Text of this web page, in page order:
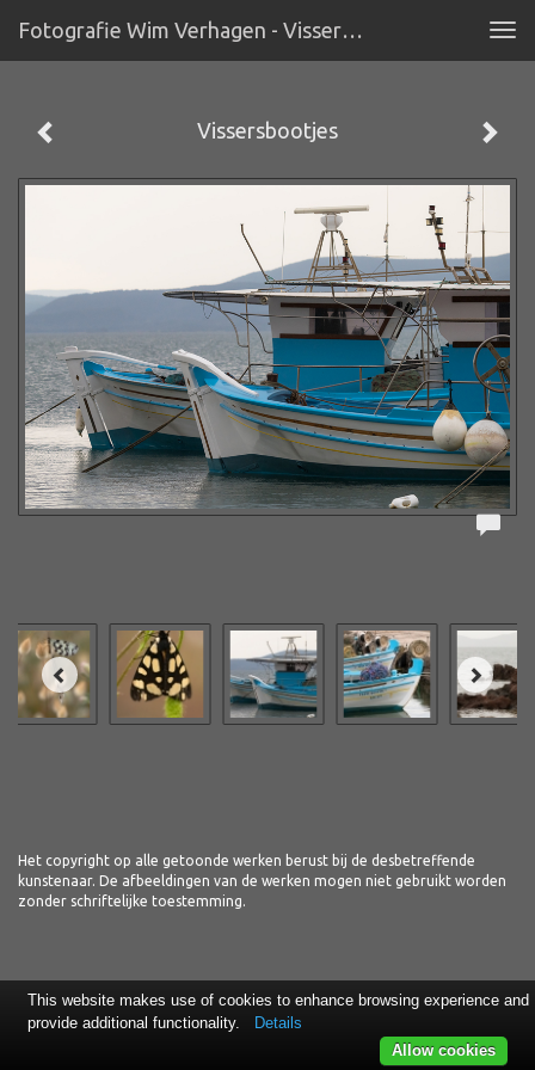
Fotografie Wim Verhagen - Vissersbootjes
Vissersbootjes
Het copyright op alle getoonde werken berust bij de desbetreffende
kunstenaar. De afbeeldingen van de werken mogen niet gebruikt worden
zonder schriftelijke toestemming.
This website makes use of cookies to enhance browsing experience and
provide additional functionality.
Details
Allow cookies